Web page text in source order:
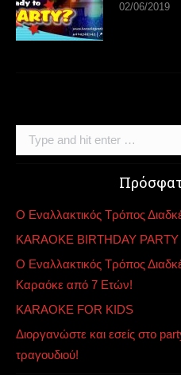
02/06/2019
Search:
Ο Εναλλακτικός Τρόπος
KARAOKE BIRTHDAY
Ο Εναλλακτικός Τρόπος
Καραόκε από 7 Ετών!
KARAOKE FOR KIDS
Διοργανώστε και εσείς στο
τραγουδιού!